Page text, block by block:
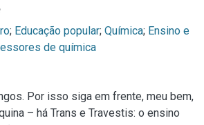
; Educação popular; Química; Ensino e
de química
Por isso siga em frente, meu bem,
– há Trans e Travestis: o ensino